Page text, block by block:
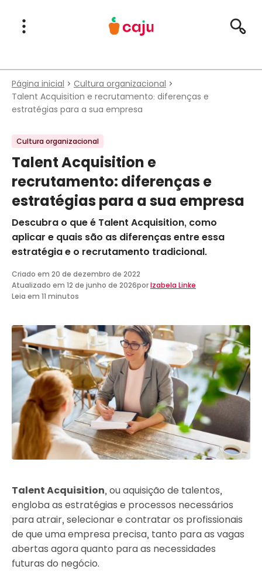
Menu Principal
Abrir Menu
Página inicial
Cultura organizacional
Talent Acquisition e recrutamento: diferenças e
estratégias para a sua empresa
Cultura organizacional
Talent Acquisition e
recrutamento: diferenças e
estratégias para a sua empresa
Descubra o que é Talent Acquisition, como
aplicar e quais são as diferenças entre essa
estratégia e o recrutamento tradicional.
Criado em 20 de dezembro de 2022
Atualizado em 12 de junho de 2026porIzabela Linke
Leia em 11 minutos
Talent Acquisition, ou aquisição de talentos,
engloba as estratégias e processos necessários
para atrair, selecionar e contratar os profissionais
de que uma empresa precisa, tanto para as vagas
abertas agora quanto para as necessidades
futuras do negócio.